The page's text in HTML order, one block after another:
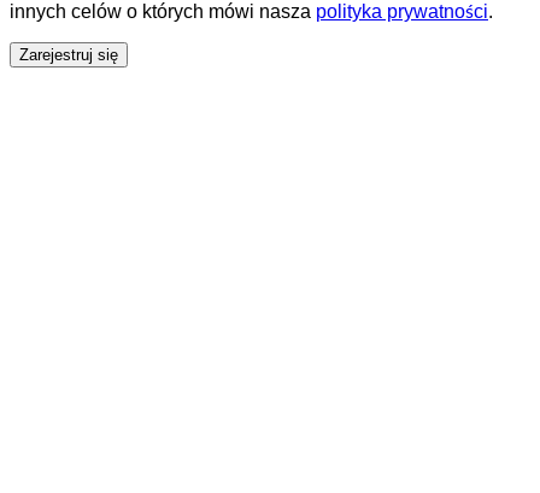
innych celów o których mówi nasza polityka prywatności.
Zarejestruj się